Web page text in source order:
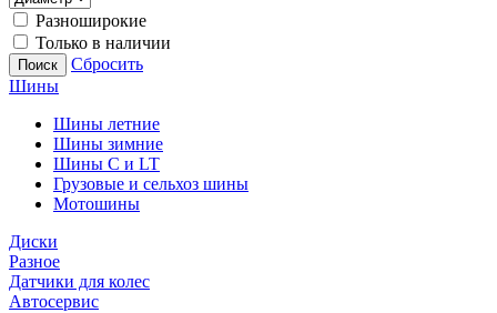
Разноширокие
Только в наличии
Поиск
Сбросить
Шины
Шины летние
Шины зимние
Шины С и LT
Грузовые и сельхоз шины
Мотошины
Диски
Разное
Датчики для колес
Автосервис